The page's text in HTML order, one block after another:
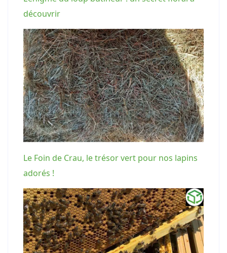
découvrir
Le Foin de Crau, le trésor vert pour nos lapins
adorés !